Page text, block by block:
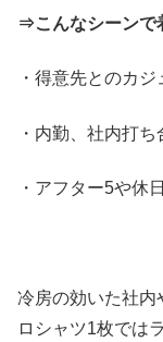
⇒こんなシーンで
・得意先とのカ
・内勤、社内打
・アフター5や休
冷房の効いた社内
ロシャツ1枚では